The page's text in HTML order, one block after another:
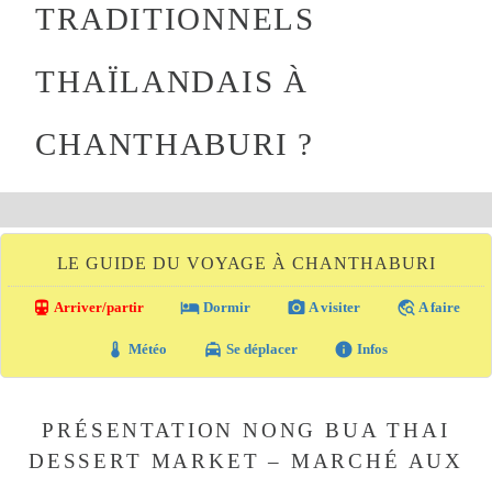
TRADITIONNELS
THAÏLANDAIS À
CHANTHABURI ?
LE GUIDE DU VOYAGE À CHANTHABURI
directions_transit Arriver/partir local_hotel Dormir photo_camera A visiter travel_explore A faire
thermostat Météo local_taxi Se déplacer info Infos
PRÉSENTATION NONG BUA THAI
DESSERT MARKET – MARCHÉ AUX